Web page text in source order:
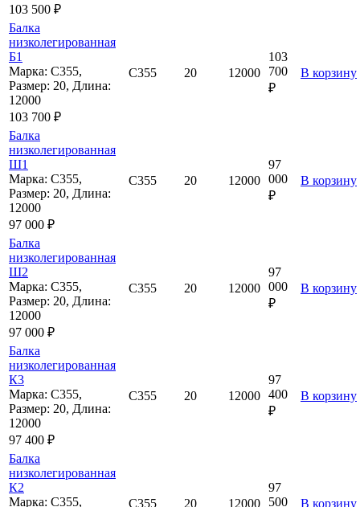
103 500 ₽
Балка
низколегированная
Б1
Марка: С355,
Размер: 20, Длина:
12000
103 700 ₽
С355 20 12000
103
700
₽
В корзину
Балка
низколегированная
Ш1
Марка: С355,
Размер: 20, Длина:
12000
97 000 ₽
С355 20 12000
97
000
₽
В корзину
Балка
низколегированная
Ш2
Марка: С355,
Размер: 20, Длина:
12000
97 000 ₽
С355 20 12000
97
000
₽
В корзину
Балка
низколегированная
К3
Марка: С355,
Размер: 20, Длина:
12000
97 400 ₽
С355 20 12000
97
400
₽
В корзину
Балка
низколегированная
К2
Марка: С355,
С355 20 12000
97
500
В корзину